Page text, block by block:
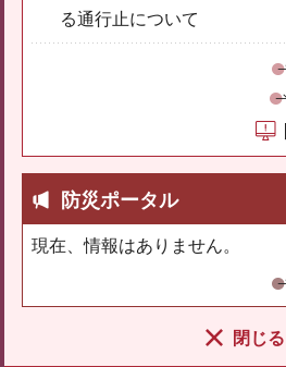
る通行止について
防災ポータル
現在、情報はありません。
閉じる